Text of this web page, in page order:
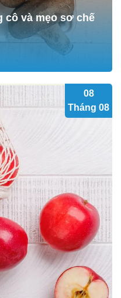
cô và mẹo sơ chế
liệu quen thuộc trong
là “siêu thực phẩm”
08
Tháng 08